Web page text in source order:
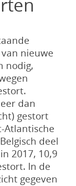
nieuwe
nodig,
dan
gestort
Atlantische
deel
2017, 10,9
In de
gegeven